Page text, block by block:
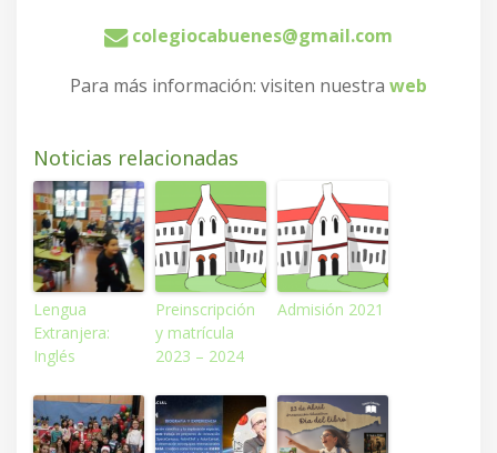
colegiocabuenes@gmail.com
Para más información: visiten nuestra web
Noticias relacionadas
Lengua
Extranjera:
Inglés
Preinscripción
y matrícula
2023 – 2024
Admisión 2021